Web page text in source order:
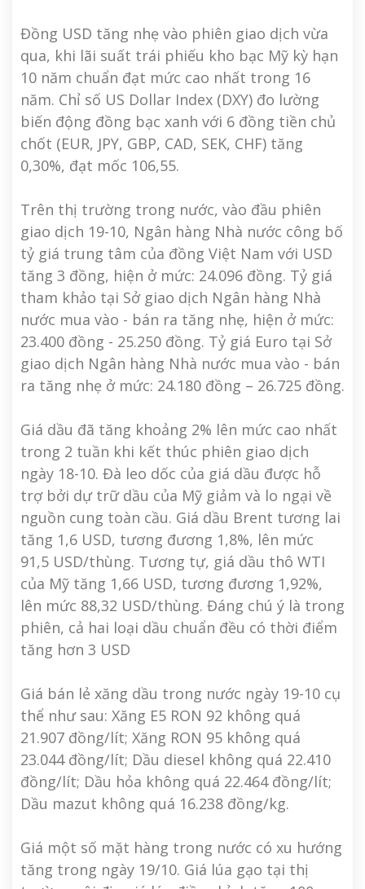
Đồng USD tăng nhẹ vào phiên giao dịch vừa
qua, khi lãi suất trái phiếu kho bạc Mỹ kỳ hạn
10 năm chuẩn đạt mức cao nhất trong 16
năm. Chỉ số US Dollar Index (DXY) đo lường
biến động đồng bạc xanh với 6 đồng tiền chủ
chốt (EUR, JPY, GBP, CAD, SEK, CHF) tăng
0,30%, đạt mốc 106,55.
Trên thị trường trong nước, vào đầu phiên
giao dịch 19-10, Ngân hàng Nhà nước công bố
tỷ giá trung tâm của đồng Việt Nam với USD
tăng 3 đồng, hiện ở mức: 24.096 đồng. Tỷ giá
tham khảo tại Sở giao dịch Ngân hàng Nhà
nước mua vào - bán ra tăng nhẹ, hiện ở mức:
23.400 đồng - 25.250 đồng. Tỷ giá Euro tại Sở
giao dịch Ngân hàng Nhà nước mua vào - bán
ra tăng nhẹ ở mức: 24.180 đồng – 26.725 đồng.
Giá dầu đã tăng khoảng 2% lên mức cao nhất
trong 2 tuần khi kết thúc phiên giao dịch
ngày 18-10. Đà leo dốc của giá dầu được hỗ
trợ bởi dự trữ dầu của Mỹ giảm và lo ngại về
nguồn cung toàn cầu. Giá dầu Brent tương lai
tăng 1,6 USD, tương đương 1,8%, lên mức
91,5 USD/thùng. Tương tự, giá dầu thô WTI
của Mỹ tăng 1,66 USD, tương đương 1,92%,
lên mức 88,32 USD/thùng. Đáng chú ý là trong
phiên, cả hai loại dầu chuẩn đều có thời điểm
tăng hơn 3 USD
Giá bán lẻ xăng dầu trong nước ngày 19-10 cụ
thể như sau: Xăng E5 RON 92 không quá
21.907 đồng/lít; Xăng RON 95 không quá
23.044 đồng/lít; Dầu diesel không quá 22.410
đồng/lít; Dầu hỏa không quá 22.464 đồng/lít;
Dầu mazut không quá 16.238 đồng/kg.
Giá một số mặt hàng trong nước có xu hướng
tăng trong ngày 19/10. Giá lúa gạo tại thị